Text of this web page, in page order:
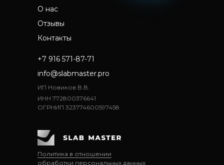
О нас
Отзывы
Политика в отношении
обработки персональных данных
+7 916 571-87-71
info@slabmaster.pro
Контакты
ИНН 772800376641
ОГРНИП 323774600597458
ИП Новиков В.В.